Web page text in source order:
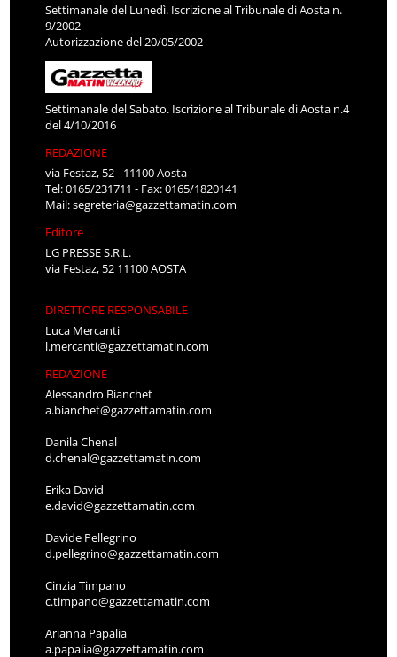
Settimanale del Lunedì. Iscrizione al Tribunale di Aosta n.
9/2002
Autorizzazione del 20/05/2002
Settimanale del Sabato. Iscrizione al Tribunale di Aosta n.4
del 4/10/2016
REDAZIONE
via Festaz, 52 - 11100 Aosta
Tel: 0165/231711 - Fax: 0165/1820141
Mail:segreteria@gazzettamatin.com
Editore
LG PRESSE S.R.L.
via Festaz, 52 11100 AOSTA
DIRETTORE RESPONSABILE
Luca Mercanti
l.mercanti@gazzettamatin.com
REDAZIONE
Alessandro Bianchet
a.bianchet@gazzettamatin.com
Danila Chenal
d.chenal@gazzettamatin.com
Erika David
e.david@gazzettamatin.com
Davide Pellegrino
d.pellegrino@gazzettamatin.com
Cinzia Timpano
c.timpano@gazzettamatin.com
Arianna Papalia
a.papalia@gazzettamatin.com